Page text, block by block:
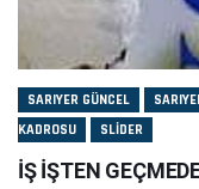
SARIYER GÜNCEL
KADROSU
SLIDER
İŞ İŞTEN